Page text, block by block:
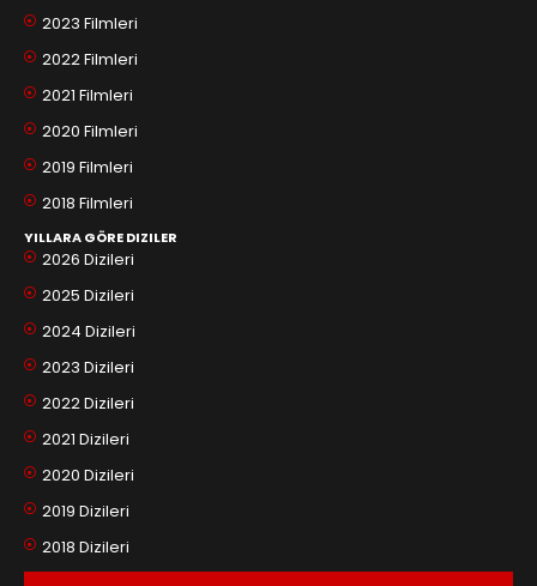
2023 Filmleri
2022 Filmleri
2021 Filmleri
2020 Filmleri
2019 Filmleri
2018 Filmleri
YILLARA GÖRE DIZILER
2026 Dizileri
2025 Dizileri
2024 Dizileri
2023 Dizileri
2022 Dizileri
2021 Dizileri
2020 Dizileri
2019 Dizileri
2018 Dizileri